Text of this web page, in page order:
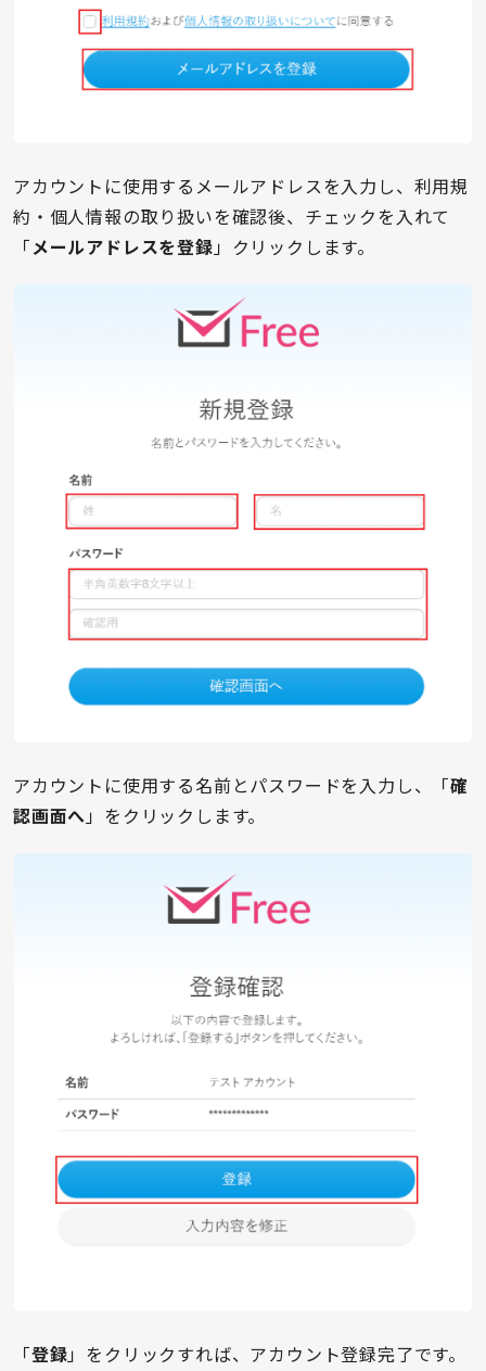
アカウントに使用するメールアドレスを入力し、利用規
約・個人情報の取り扱いを確認後、チェックを入れて
「メールアドレスを登録 」クリックします。
アカウントに使用する名前とパスワードを入力し、「確
認画面へ 」をクリックします。
「登録」をクリックすれば、アカウント登録完了です。